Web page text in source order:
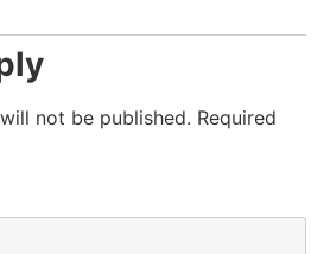
not be published. Required